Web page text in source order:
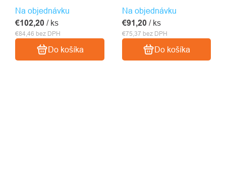
Na objednávku
€84,46 bez DPH
€102,20 / ks
Do košíka
Na objednávku
€75,37 bez DPH
€91,20 / ks
Do košíka